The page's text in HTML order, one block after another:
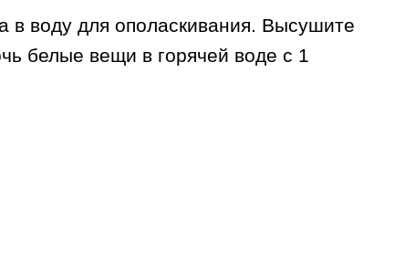
в воду для ополаскивания. Высушите
белые вещи в горячей воде с 1